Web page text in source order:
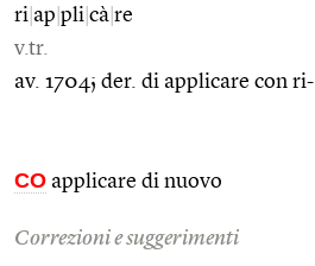
ri ap pli cà re
v.tr.
av. 1704; der. di applicare con ri-.
CO applicare di nuovo
Correzioni e suggerimenti